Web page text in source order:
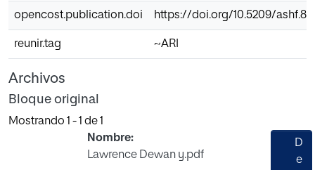
opencost.publication.doi https://doi.org/10.5209/
reunir.tag ~ARI
Archivos
Bloque original
Mostrando 1 - 1 de 1
Nombre:
Lawrence Dewan y.pdf
D
e